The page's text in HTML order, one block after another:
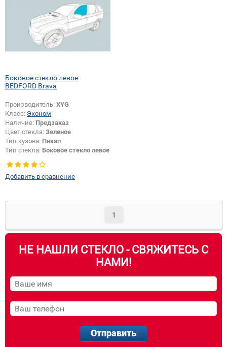
Боковое стекло левое
BEDFORD Brava
Производитель: XYG
Класс: Эконом
Наличие: Предзаказ
Цвет стекла: Зеленое
Тип кузова: Пикап
Тип стекла: Боковое стекло левое
Добавить в сравнение
1
НЕ НАШЛИ СТЕКЛО - СВЯЖИТЕСЬ С
НАМИ!
Отправить